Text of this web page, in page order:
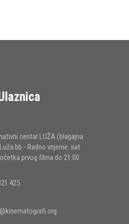
centar LUŽA (blagajna
bb - Radno vrijeme: sat
prvog filma do 21:00
425